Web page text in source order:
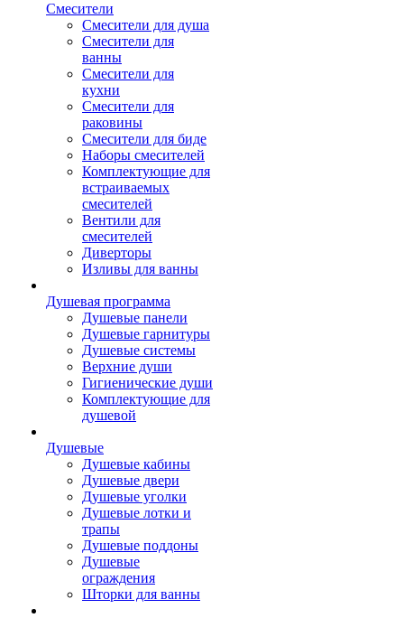
Смесители
Смесители для душа
Смесители для
ванны
Смесители для
кухни
Смесители для
раковины
Смесители для биде
Наборы смесителей
Комплектующие для
встраиваемых
смесителей
Вентили для
смесителей
Диверторы
Изливы для ванны
Душевая программа
Душевые панели
Душевые гарнитуры
Душевые системы
Верхние души
Гигиенические души
Комплектующие для
душевой
Душевые
Душевые кабины
Душевые двери
Душевые уголки
Душевые лотки и
трапы
Душевые поддоны
Душевые
ограждения
Шторки для ванны